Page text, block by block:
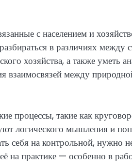
с населением и
в различиях между
хозяйства, а также уметь
взаимосвязей между
процессы, такие как
логического мышления и
себя на контрольной, нужно
на практике — особенно в